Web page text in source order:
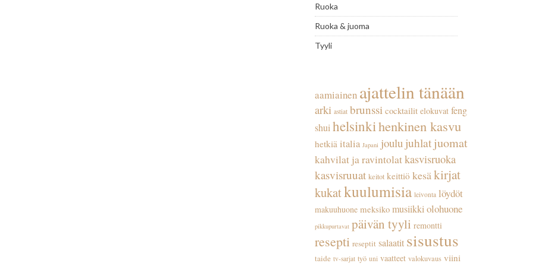
Ruoka
Ruoka & juoma
Tyyli
aamiainen ajattelin tänään
arki astiat brunssi cocktailit elokuvat feng
shuihelsinkihenkinen kasvu
hetkiä italia Japani joulu juhlatjuomat
kahvilat ja ravintolatkasvisruoka
kasvisruuat keitot keittiö kesä kirjat
kukatkuulumisia leivonta löydöt
makuuhuone meksiko musiikkiolohuone
pikkupurtavat päivän tyyli remontti
resepti reseptit salaatit sisustus
taide tv-sarjat työ uni vaatteet valokuvaus viini